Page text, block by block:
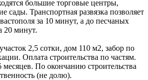
большие торговые центры,
сады. Транспортная развязка позволяет
за 10 минут, а до песчаных
20 минут.
2,5 сотки, дом 110 м2, забор по
Оплата строительства по частям.
месяцев. По окончанию строительства
(не долю).